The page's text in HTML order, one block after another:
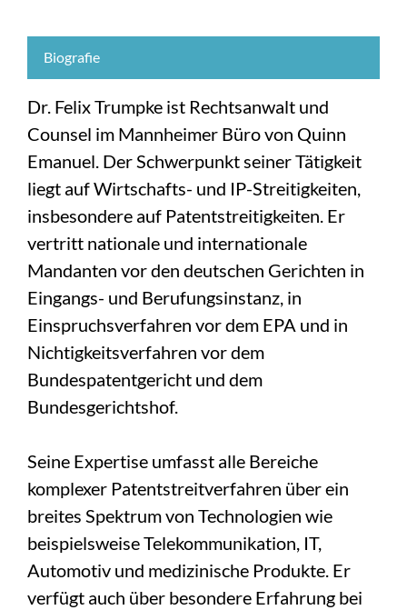
Biografie
Dr. Felix Trumpke ist Rechtsanwalt und
Counsel im Mannheimer Büro von Quinn
Emanuel. Der Schwerpunkt seiner Tätigkeit
liegt auf Wirtschafts- und IP-Streitigkeiten,
insbesondere auf Patentstreitigkeiten. Er
vertritt nationale und internationale
Mandanten vor den deutschen Gerichten in
Eingangs- und Berufungsinstanz, in
Einspruchsverfahren vor dem EPA und in
Nichtigkeitsverfahren vor dem
Bundespatentgericht und dem
Bundesgerichtshof.
Seine Expertise umfasst alle Bereiche
komplexer Patentstreitverfahren über ein
breites Spektrum von Technologien wie
beispielsweise Telekommunikation, IT,
Automotiv und medizinische Produkte. Er
verfügt auch über besondere Erfahrung bei